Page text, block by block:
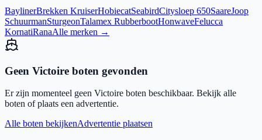
BaylinerBrekken KruiserHobiecatSeabirdCitysloep 650SaareJoop
SchuurmanSturgeonTalamex RubberbootHonwaveFelucca
KornatiRanaAlle merken →
Geen Victoire boten gevonden
Er zijn momenteel geen Victoire boten beschikbaar. Bekijk alle
boten of plaats een advertentie.
Alle boten bekijkenAdvertentie plaatsen